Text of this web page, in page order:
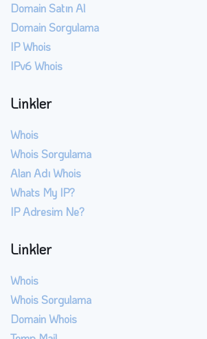
Domain Satın Al
Domain Sorgulama
IP Whois
IPv6 Whois
Linkler
Whois
Whois Sorgulama
Alan Adı Whois
Whats My IP?
IP Adresim Ne?
Linkler
Whois
Whois Sorgulama
Domain Whois